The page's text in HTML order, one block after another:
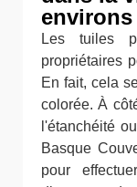
environs
Les tuiles
propriétaires
En fait, cela
colorée. À
l'étanchéité
Basque
pour